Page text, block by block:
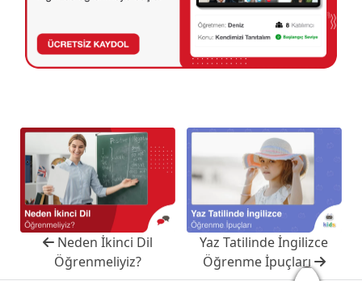
Neden İkinci Dil
Öğrenmeliyiz?
Yaz Tatilinde İngilizce
Öğrenme İpuçları